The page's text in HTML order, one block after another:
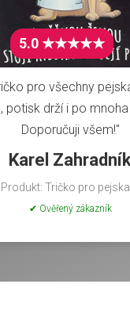
5.0 ★★★★★
pro všechny
potisk drží i po
Doporučuji všem!"
Karel
Produkt: Tričko pro
✔ Ověřený zákazník